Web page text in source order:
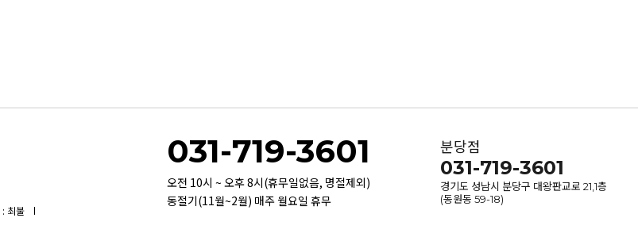
최불
031-719-3601
오전 10시 ~ 오후 8시(휴무일없음, 명절제외)
동절기(11월~2월) 매주 월요일 휴무
분당점
031-719-3601
경기도 성남시 분당구 대왕판교로 21,1층
(동원동 59-18)